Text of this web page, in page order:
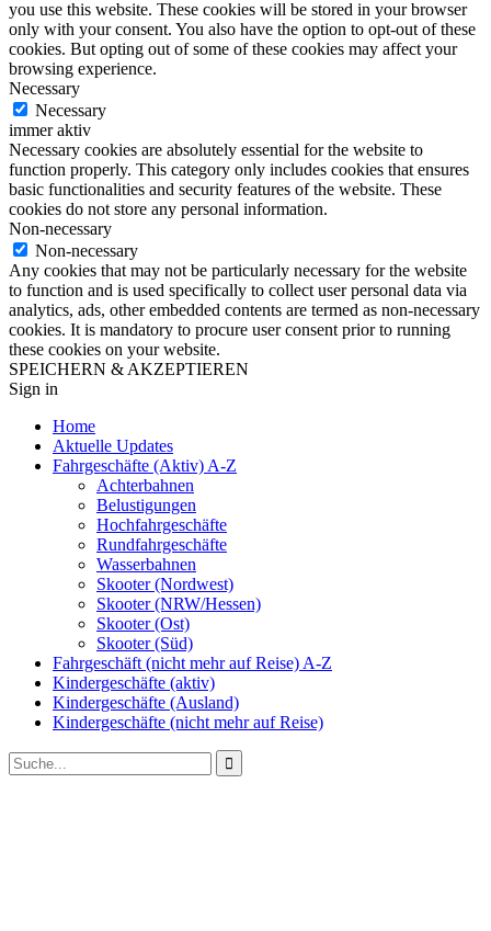
you use this website. These cookies will be stored in your browser
only with your consent. You also have the option to opt-out of these
cookies. But opting out of some of these cookies may affect your
browsing experience.
Necessary
Necessary
immer aktiv
Necessary cookies are absolutely essential for the website to
function properly. This category only includes cookies that ensures
basic functionalities and security features of the website. These
cookies do not store any personal information.
Non-necessary
Non-necessary
Any cookies that may not be particularly necessary for the website
to function and is used specifically to collect user personal data via
analytics, ads, other embedded contents are termed as non-necessary
cookies. It is mandatory to procure user consent prior to running
these cookies on your website.
SPEICHERN & AKZEPTIEREN
Sign in
Home
Aktuelle Updates
Fahrgeschäfte (Aktiv) A-Z
Achterbahnen
Belustigungen
Hochfahrgeschäfte
Rundfahrgeschäfte
Wasserbahnen
Skooter (Nordwest)
Skooter (NRW/Hessen)
Skooter (Ost)
Skooter (Süd)
Fahrgeschäft (nicht mehr auf Reise) A-Z
Kindergeschäfte (aktiv)
Kindergeschäfte (Ausland)
Kindergeschäfte (nicht mehr auf Reise)